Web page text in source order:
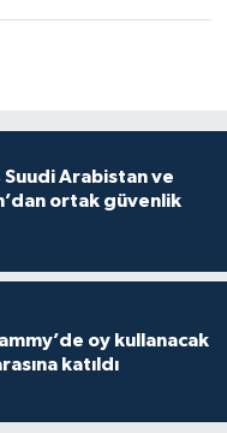
Suudi Arabistan ve
ortak güvenlik
oy kullanacak
katıldı